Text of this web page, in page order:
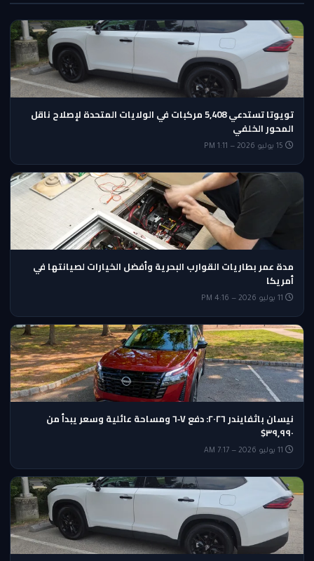
تويوتا تستدعي 5,408 مركبات في الولايات المتحدة لإصلاح ناقل
المحور الخلفي
مدة عمر بطاريات القوارب البحرية وأفضل الخيارات لصيانتها في
أمريكا
نيسان باثفايندر ٢٠٢٦: دفع V‑٦ ومساحة عائلية وسعر يبدأ من
٣٩,٩٩٠$